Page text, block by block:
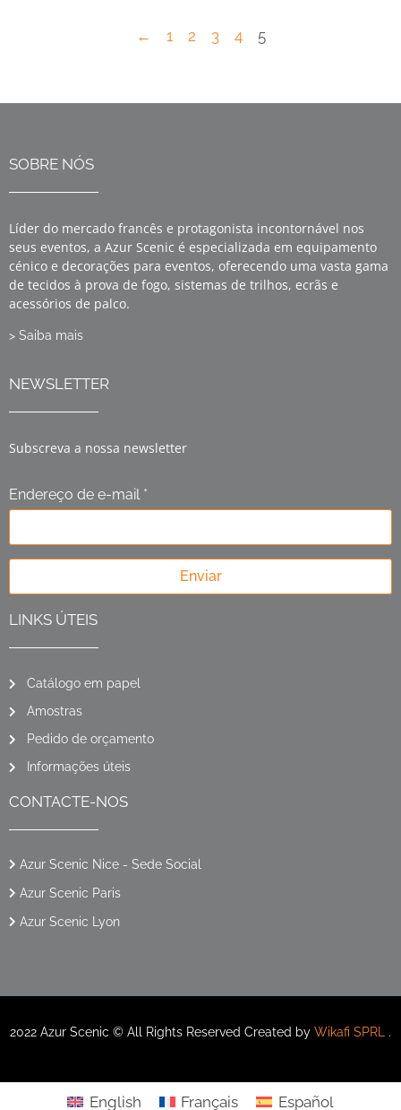
← 1 2 3 4 5
SOBRE NÓS
Líder do mercado francês e protagonista incontornável nos
seus eventos, a Azur Scenic é especializada em equipamento
cénico e decorações para eventos, oferecendo uma vasta gama
de tecidos à prova de fogo, sistemas de trilhos, ecrãs e
acessórios de palco.
> Saiba mais
NEWSLETTER
Subscreva a nossa newsletter
Endereço de e-mail *
Enviar
LINKS ÚTEIS
Catálogo em papel
Amostras
Pedido de orçamento
Informações úteis
CONTACTE-NOS
Azur Scenic Nice - Sede Social
Azur Scenic Paris
Azur Scenic Lyon
2022 Azur Scenic © All Rights Reserved Created by Wikafi SPRL .
English Français Español